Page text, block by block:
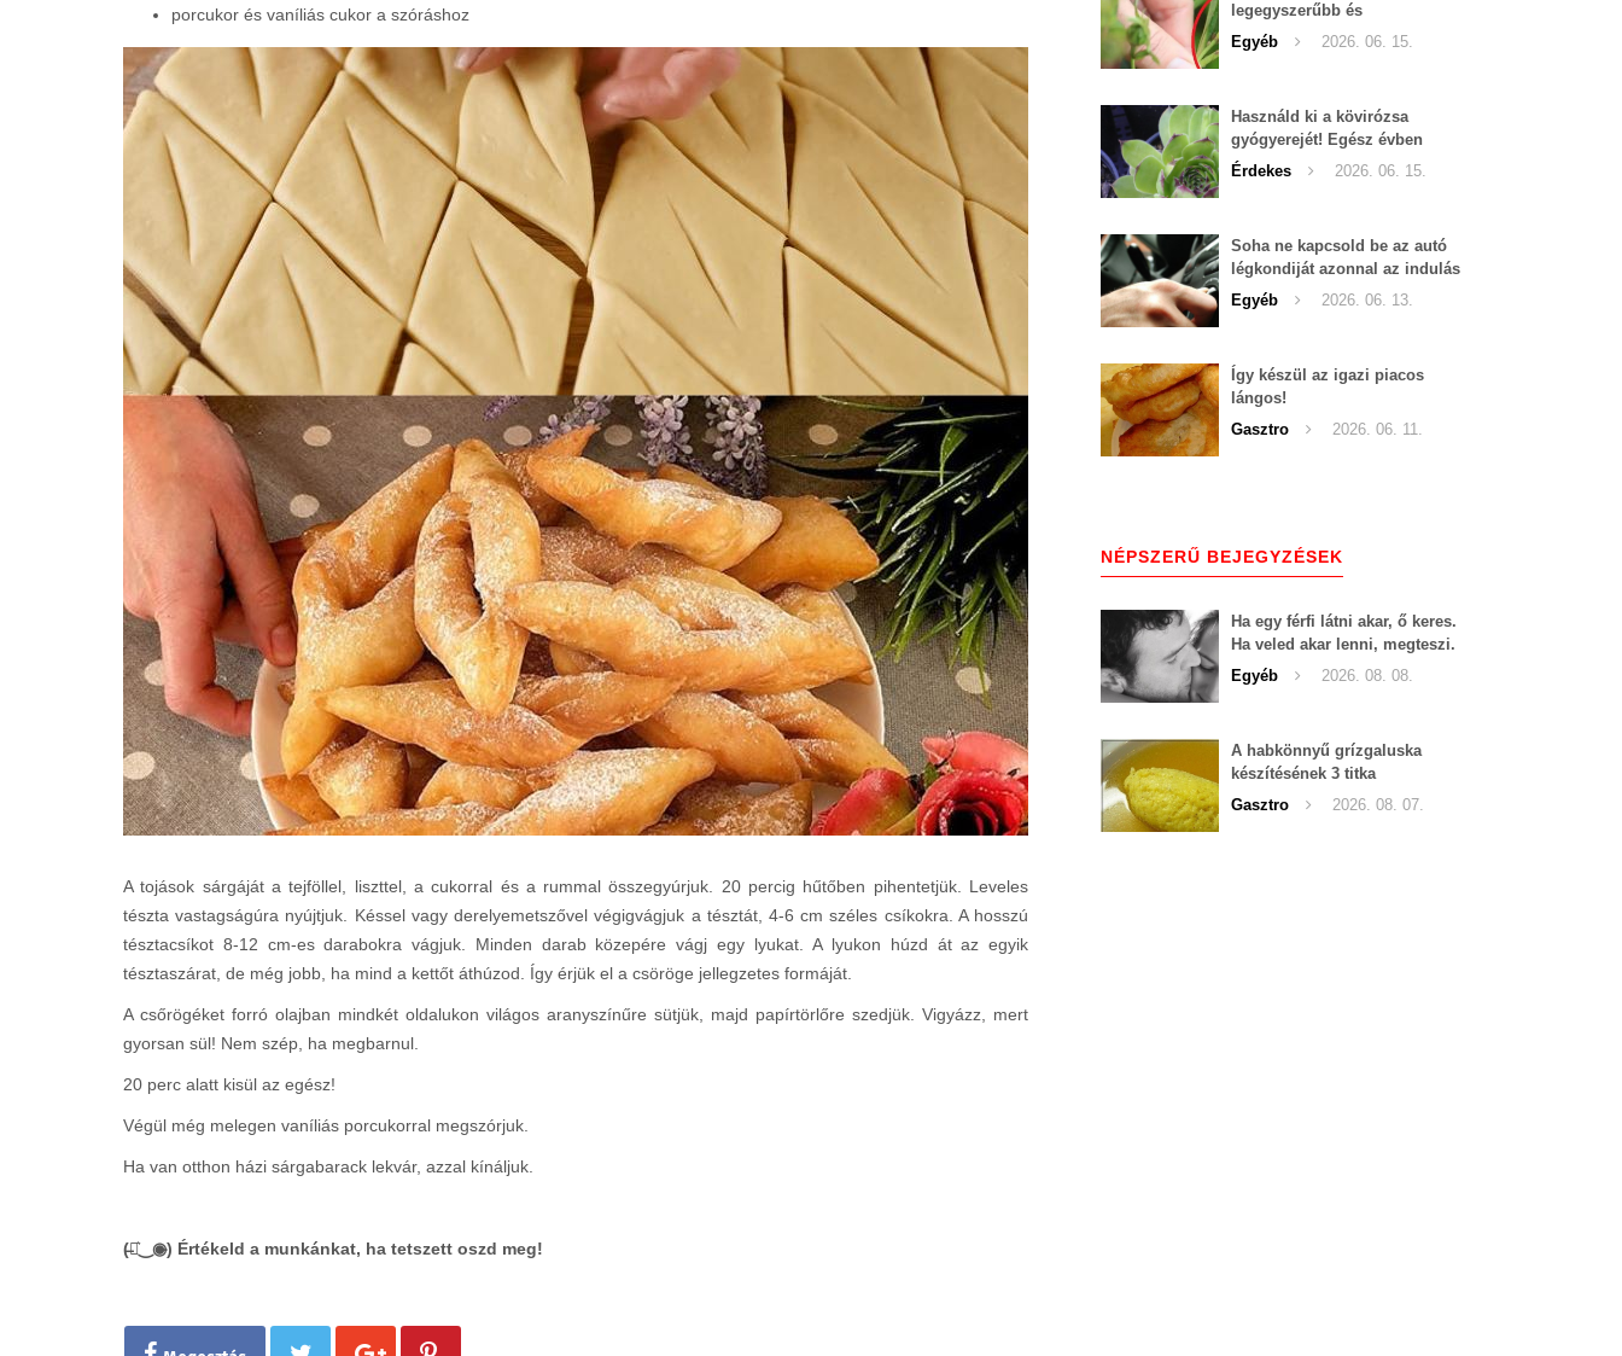
porcukor és vaníliás cukor a szóráshoz
A tojások sárgáját a tejföllel, liszttel, a cukorral és a rummal összegyúrjuk. 20 percig hűtőben pihentetjük. Leveles
tészta vastagságúra nyújtjuk. Késsel vagy derelyemetszővel végigvágjuk a tésztát, 4-6 cm széles csíkokra. A hosszú
tésztacsíkot 8-12 cm-es darabokra vágjuk. Minden darab közepére vágj egy lyukat. A lyukon húzd át az egyik
tésztaszárat, de még jobb, ha mind a kettőt áthúzod. Így érjük el a csöröge jellegzetes formáját.
A csőrögéket forró olajban mindkét oldalukon világos aranyszínűre sütjük, majd papírtörlőre szedjük. Vigyázz, mert
gyorsan sül! Nem szép, ha megbarnul.
20 perc alatt kisül az egész!
Végül még melegen vaníliás porcukorral megszórjuk.
Ha van otthon házi sárgabarack lekvár, azzal kínáljuk.
(̶◉͛‿◉̶) Értékeld a munkánkat, ha tetszett oszd meg!
legegyszerűbb és
leghatékonyabb filléres
háziszer
Egyéb 2026. 06. 15.
Használd ki a kövirózsa
gyógyerejét! Egész évben
hozzáférhető.
Érdekes 2026. 06. 15.
Soha ne kapcsold be az autó
légkondiját azonnal az indulás
után!
Egyéb 2026. 06. 13.
Így készül az igazi piacos
lángos!
Gasztro
2026. 06. 11.
NÉPSZERŰ BEJEGYZÉSEK
Ha egy férfi látni akar, ő keres.
Ha veled akar lenni, megteszi.
Nem egy nőnek kell tíz
körömmel belekapaszkodva
Egyéb 2026. 08. 08.
A habkönnyű grízgaluska
készítésének 3 titka
Gasztro
2026. 08. 07.